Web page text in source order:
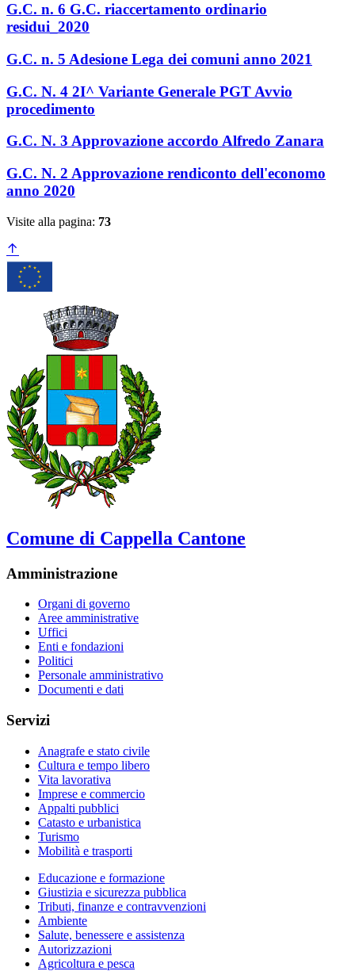
G.C. n. 6 G.C. riaccertamento ordinario
residui_2020
G.C. n. 5 Adesione Lega dei comuni anno 2021
G.C. N. 4 2I^ Variante Generale PGT Avvio
procedimento
G.C. N. 3 Approvazione accordo Alfredo Zanara
G.C. N. 2 Approvazione rendiconto dell'economo
anno 2020
Visite alla pagina: 73
Comune di Cappella Cantone
Amministrazione
Organi di governo
Aree amministrative
Uffici
Enti e fondazioni
Politici
Personale amministrativo
Documenti e dati
Servizi
Anagrafe e stato civile
Cultura e tempo libero
Vita lavorativa
Imprese e commercio
Appalti pubblici
Catasto e urbanistica
Turismo
Mobilità e trasporti
Educazione e formazione
Giustizia e sicurezza pubblica
Tributi, finanze e contravvenzioni
Ambiente
Salute, benessere e assistenza
Autorizzazioni
Agricoltura e pesca